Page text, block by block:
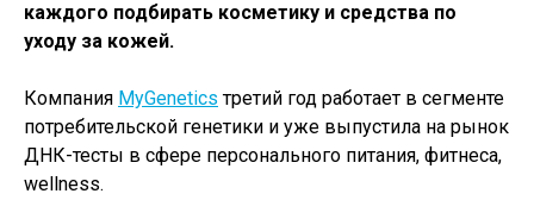
каждого подбирать косметику и средства по
уходу за кожей.
Компания MyGenetics третий год работает в сегменте
потребительской генетики и уже выпустила на рынок
ДНК-тесты в сфере персонального питания, фитнеса,
wellness.